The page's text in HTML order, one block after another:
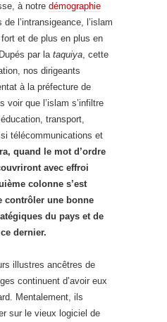
à notre démographie
l’intransigeance, l’islam
et de plus en plus en
par la taquiya, cette
nos dirigeants
à la préfecture de
voir que l’islam s’infiltre
transport,
télécommunications et
quand le mot d’ordre
avec effroi
colonne s’est
contrôler une bonne
du pays et de
dernier.
illustres ancêtres de
continuent d’avoir eux
Mentalement, ils
sur le vieux logiciel de